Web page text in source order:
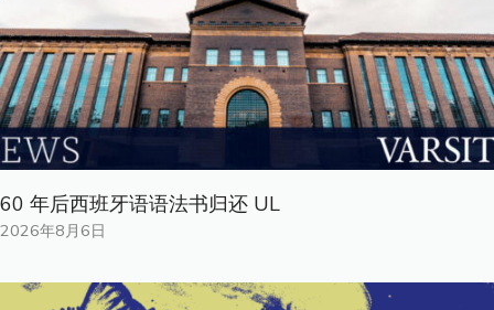
60 年后西班牙语语法书归还 UL
2026年8月6日